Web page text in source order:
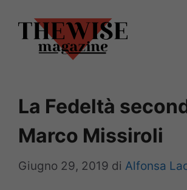
contenuto
La Fedeltà
Marco Missiroli
Giugno 29, 2019 di Alfonsa